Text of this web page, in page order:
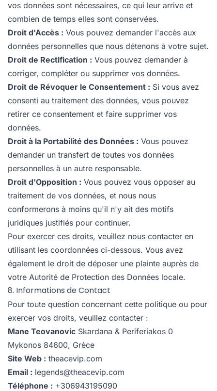
vos données sont nécessaires, ce qui leur arrive et
combien de temps elles sont conservées.
Droit d'Accès : Vous pouvez demander l'accès aux
données personnelles que nous détenons à votre sujet.
Droit de Rectification : Vous pouvez demander à
corriger, compléter ou supprimer vos données.
Droit de Révoquer le Consentement : Si vous avez
consenti au traitement des données, vous pouvez
retirer ce consentement et faire supprimer vos
données.
Droit à la Portabilité des Données : Vous pouvez
demander un transfert de toutes vos données
personnelles à un autre responsable.
Droit d'Opposition : Vous pouvez vous opposer au
traitement de vos données, et nous nous
conformerons à moins qu'il n'y ait des motifs
juridiques justifiés pour continuer.
Pour exercer ces droits, veuillez nous contacter en
utilisant les coordonnées ci-dessous. Vous avez
également le droit de déposer une plainte auprès de
votre Autorité de Protection des Données locale.
8. Informations de Contact
Pour toute question concernant cette politique ou pour
exercer vos droits, veuillez contacter :
Mane Teovanovic Skardana & Periferiakos 0
Mykonos 84600, Grèce
Site Web : theacevip.com
Email : legends@theacevip.com
Téléphone : +306943195090